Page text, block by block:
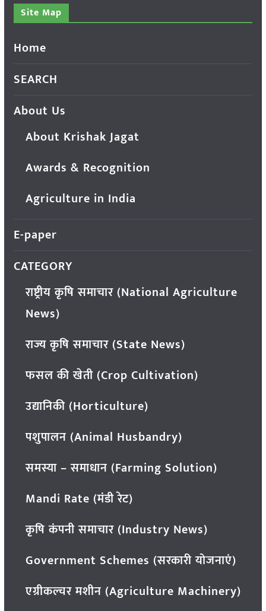
Site Map
Home
SEARCH
About Us
About Krishak Jagat
Awards & Recognition
Agriculture in India
E-paper
CATEGORY
राष्ट्रीय कृषि समाचार (National Agriculture
News)
राज्य कृषि समाचार (State News)
फसल की खेती (Crop Cultivation)
उद्यानिकी (Horticulture)
पशुपालन (Animal Husbandry)
समस्या – समाधान (Farming Solution)
Mandi Rate (मंडी रेट)
कृषि कंपनी समाचार (Industry News)
Government Schemes (सरकारी योजनाएं)
एग्रीकल्चर मशीन (Agriculture Machinery)